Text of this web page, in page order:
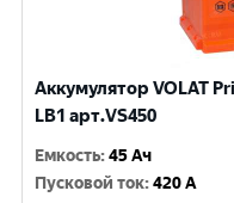
Аккумулятор VOLAT
LB1 арт.VS450
Емкость:45 Ач
Пусковой ток:420 A